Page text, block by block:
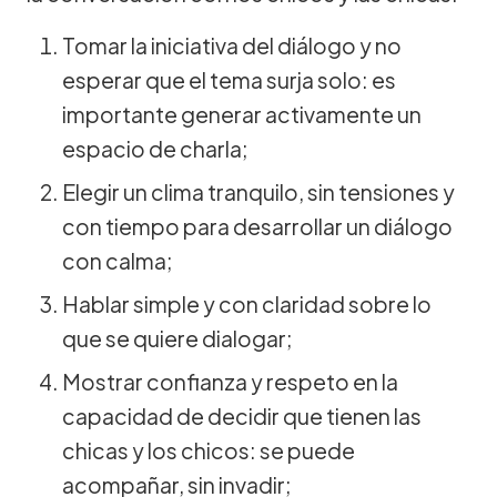
Tomar la iniciativa del diálogo y no
esperar que el tema surja solo: es
importante generar activamente un
espacio de charla;
Elegir un clima tranquilo, sin tensiones y
con tiempo para desarrollar un diálogo
con calma;
Hablar simple y con claridad sobre lo
que se quiere dialogar;
Mostrar confianza y respeto en la
capacidad de decidir que tienen las
chicas y los chicos: se puede
acompañar, sin invadir;